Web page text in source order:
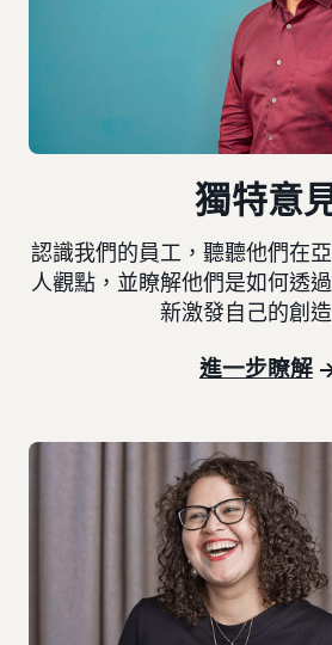
獨特意
認識我們的員工，聽聽他們在
人觀點，並瞭解他們是如何透
新激發自己的創造
進一步瞭解